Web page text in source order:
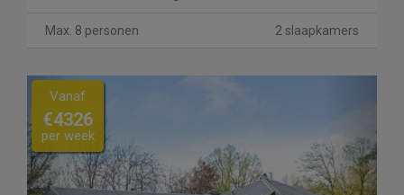
Max. 8 personen 2 slaapkamers
Previous
Vanaf
€4326
per week